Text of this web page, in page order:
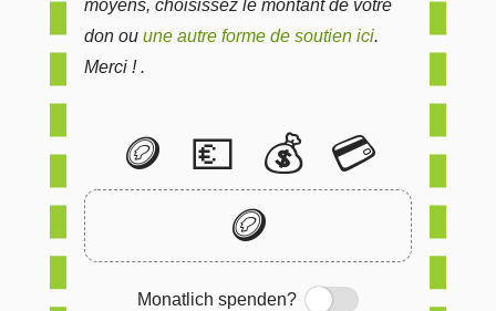
moyens, choisissez le montant de votre
don ou une autre forme de soutien ici.
Merci ! .
🪙 💶 💰 💳
🪙
Monatlich spenden?
Switch